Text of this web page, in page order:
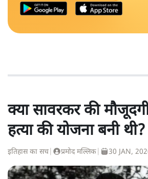
क्या सावरकर की
हत्या की योजना बनी थी?
इतिहास का सच प्रमोद मल्लिक 30 JAN,